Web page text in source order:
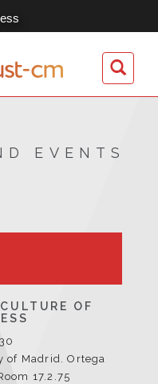
cm
EVENTS
OF
of Madrid. Ortega
17.2.75